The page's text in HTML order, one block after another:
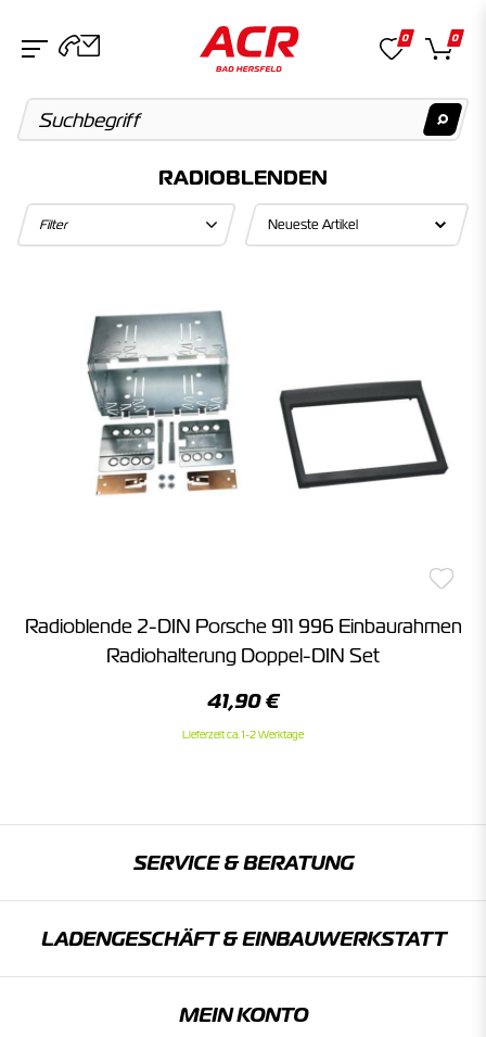
Keine Suchergebnisse gefunden.
Keine Suchergebnisse gefunden.
Kategorien
Keine Suchergebnisse gefunden.
0 0
RADIOBLENDEN
Filter
Radioblende 2-DIN Porsche 911 996 Einbaurahmen
Radiohalterung Doppel-DIN Set
41,90 €
Lieferzeit ca. 1-2 Werktage
SERVICE & BERATUNG
LADENGESCHÄFT & EINBAU­WERKSTATT
MEIN KONTO